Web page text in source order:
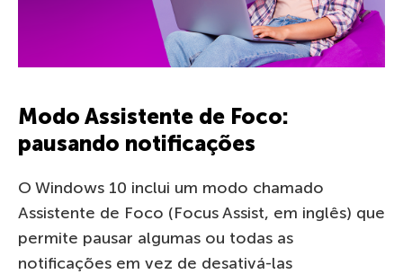
Modo Assistente de Foco:
pausando notificações
O Windows 10 inclui um modo chamado
Assistente de Foco (Focus Assist, em inglês) que
permite pausar algumas ou todas as
notificações em vez de desativá-las